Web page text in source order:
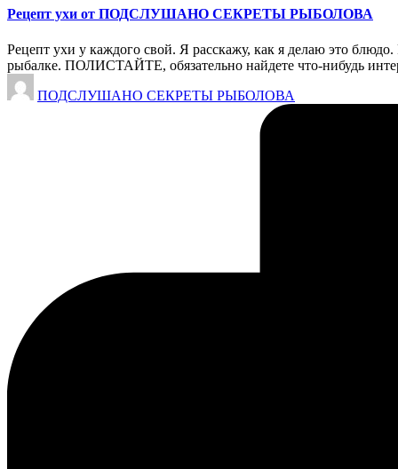
Рецепт ухи от ПОДСЛУШАНО СЕКРЕТЫ РЫБОЛОВА
Рецепт ухи у каждого свой. Я расскажу, как я делаю это
рыбалке. ПОЛИСТАЙТЕ, обязательно найдете что-нибудь
Запись
от
ПОДСЛУШАНО СЕКРЕТЫ РЫБОЛОВА